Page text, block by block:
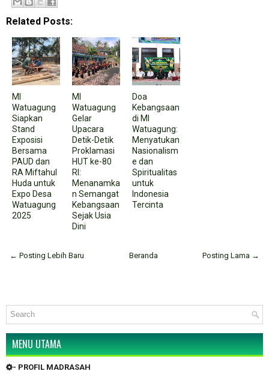
Related Posts:
MI
Watuagung
Siapkan
Stand
Exposisi
Bersama
PAUD dan
RA Miftahul
Huda untuk
Expo Desa
Watuagung
2025
MI
Watuagung
Gelar
Upacara
Detik-Detik
Proklamasi
HUT ke-80
RI:
Menanamka
n Semangat
Kebangsaan
Sejak Usia
Dini
Doa
Kebangsaan
di MI
Watuagung:
Menyatukan
Nasionalism
e dan
Spiritualitas
untuk
Indonesia
Tercinta
← Posting Lebih Baru Posting Lama →
Beranda
MENU UTAMA
- PROFIL MADRASAH